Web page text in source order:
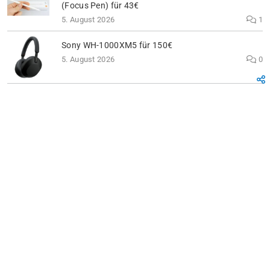
(Focus Pen) für 43€
5. August 2026 1
Sony WH-1000XM5 für 150€
5. August 2026 0